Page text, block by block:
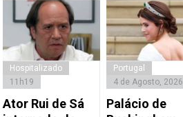
Hospitalizado
11h19
Ator Rui de Sá
Portugal
4 de Agosto, 2026
Palácio de